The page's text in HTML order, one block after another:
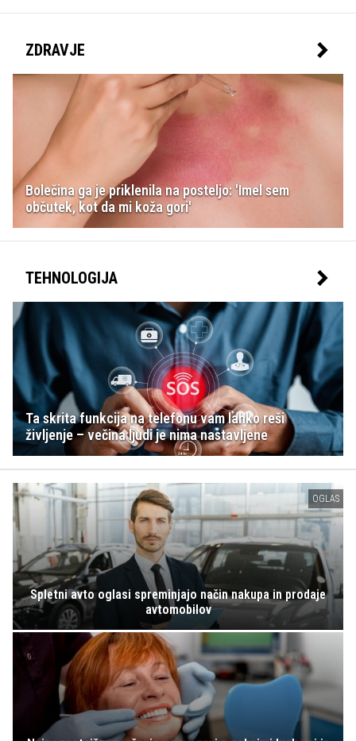
ZDRAVJE
Bolečina ga je priklenila na posteljo: 'Imel sem
občutek, kot da mi koža gori'
TEHNOLOGIJA
Ta skrita funkcija na telefonu vam lahko reši
življenje – večina ljudi je nima nastavljene
OGLAS
Spletni avto oglasi spreminjajo način nakupa in prodaje
avtomobilov